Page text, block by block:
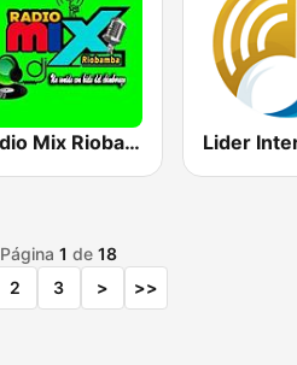
Radio Mix Riobamba
Página 1 de 18
2 3 > >>